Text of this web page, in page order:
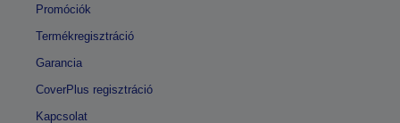
Promóciók
Termékregisztráció
Garancia
CoverPlus regisztráció
Kapcsolat